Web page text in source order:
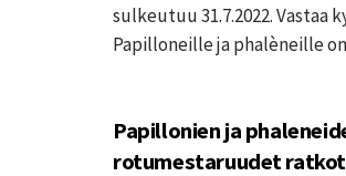
sulkeutuu 31.7.2022.
Papilloneille ja phalèneille
Papillonien ja
rotumestaruudet